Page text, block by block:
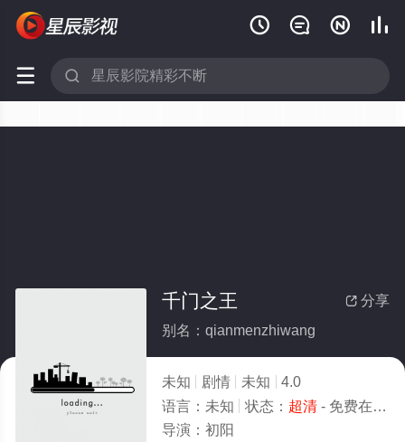
   
 
 分享
千门之王
别名：qianmenzhiwang
未知 剧情 未知
4.0
语言： 未知 状态： 超清- 免费在线观看
导演： 初阳